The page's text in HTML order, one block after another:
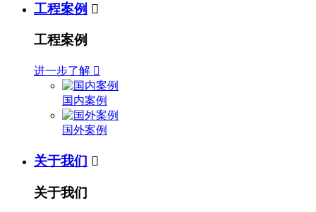
工程案例 
工程案例
进一步了解 
国内案例
国外案例
关于我们 
关于我们